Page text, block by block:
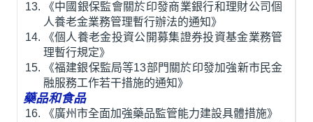
《中國銀保監會關於印發商業銀行和理財公司個
人養老金業務管理暫行辦法的通知》
《個人養老金投資公開募集證券投資基金業務管
理暫行規定》
《福建銀保監局等13部門關於印發加強新市民金
融服務工作若干措施的通知》
藥品和食品
《廣州市全面加強藥品監管能力建設具體措施》